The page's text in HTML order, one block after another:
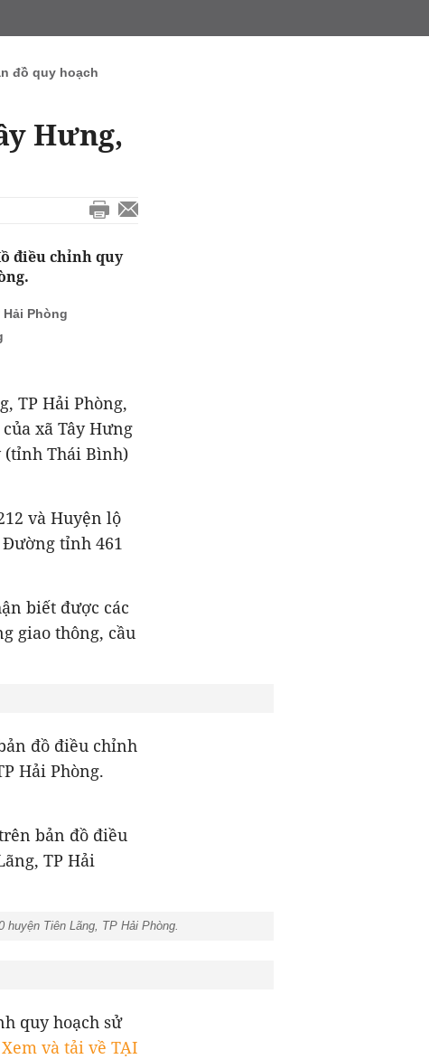
đồ quy hoạch
Hưng,
điều chỉnh quy
Phòng
TP Hải Phòng,
xã Tây Hưng
(tỉnh Thái Bình)
và Huyện lộ
Đường tỉnh 461
biết được các
giao thông, cầu
đồ điều chỉnh
Hải Phòng.
bản đồ điều
TP Hải
huyện Tiên Lãng, TP Hải Phòng.
quy hoạch sử
Xem và tải về TẠI